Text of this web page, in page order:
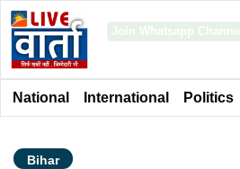
Join Whatsapp Channel
National International Politics
Bihar